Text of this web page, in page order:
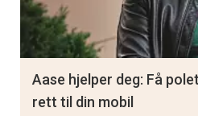
Aase hjelper deg: Få
rett til din mobil